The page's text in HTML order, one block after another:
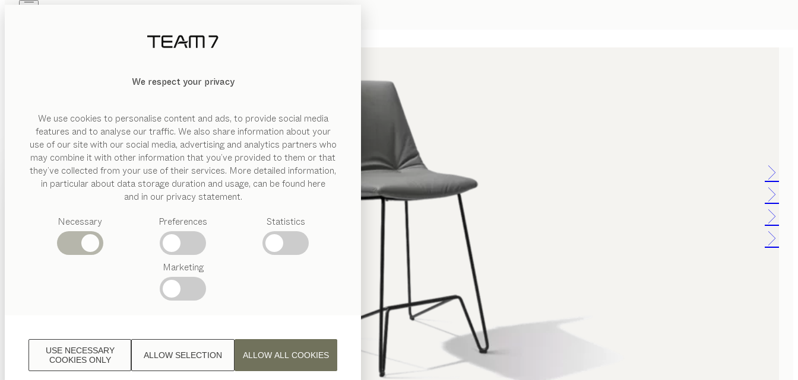
We respect your privacy
We use cookies to personalise content and ads, to provide social media
features and to analyse our traffic. We also share information about your
use of our site with our social media, advertising and analytics partners who
may combine it with other information that you’ve provided to them or that
they’ve collected from your use of their services. More detailed information,
in particular about data storage duration and usage, can be found here
and in our privacy statement.
Necessary
Preferences Statistics
Marketing
USE NECESSARY
COOKIES ONLY
ALLOW SELECTION ALLOW ALL COOKIES
Esstische
Küchen
Regale
Betten
Interior
Design
TEAM
7 Welt
PRODUKTE
ÜBER UNS
HÄNDLER